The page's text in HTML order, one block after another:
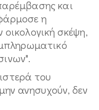
και
η
σκέψη,
του
ανησυχούν, δεν